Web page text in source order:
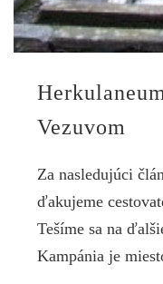
Vezuvom
Za nasledujúci
ďakujeme
Tešíme sa na
Kampánia je